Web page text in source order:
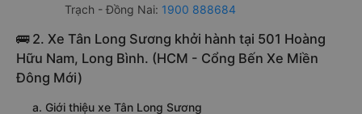
Trạch - Đồng Nai: 1900 888684
🚌 2. Xe Tân Long Sương khởi hành tại 501 Hoàng
Hữu Nam, Long Bình. (HCM - Cổng Bến Xe Miền
Đông Mới)
a. Giới thiệu xe Tân Long Sương